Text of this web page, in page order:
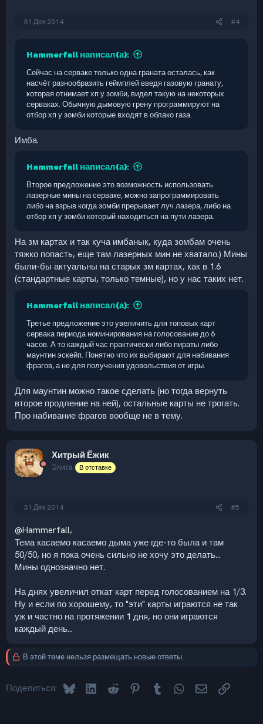
31 Дек 2014 #4
Hammerfall написал(а):
Сейчас на серваке только одна граната осталась, как
насчёт разнообразить геймплей введя газовую гранату,
которая отнимает хп у зомби, видел такую на некоторых
серваках. Обычную дымовую грену программируют на
отбор хп у зомби которые входят в облако газа.
Имба.
Hammerfall написал(а):
Второе предложение это возможность использовать
лазерные мины на серваке, можно запрограммировать
либо на взрыв когда зомби прерывает луч лазера, либо на
отбор хп у зомби который находиться на пути лазера.
На зм картах и так куча имбанык, куда зомбам очень
тяжко попасть, еще там лазерных мин не хватало.) Мины
были-бы актуальны на старых зм картах, как в 1.6
(стандартные карты, только темные), но у нас таких нет.
Hammerfall написал(а):
Третье предложение это увеличить для топовых карт
сервака периода номинирования на голосование до 6
часов. А то каждый час практически либо пираты либо
маунтин эскейп. Понятно что их выбирают для набивания
фрагов, а не для получения удовольствия от игры.
Для маунтин можно такое сделать (но тогда вернуть
второе продление на ней), остальные карты не трогать.
Про набивание фрагов вообще не в тему.
Хитрый Ёжик
Элита В отставке
31 Дек 2014 #5
@Hammerfall,
Тема касаемо касаемо дыма уже где-то была и там
50/50, но я пока очень сильно не хочу это делать...
Мины однозначно нет.
На днях увеличил откат карт перед голосованием на 1/3.
Ну и если по хорошему, то "эти" карты играются не так
уж и частно на протяжении 1 дня, но они играются
каждый день...
В этой теме нельзя размещать новые ответы.
Поделиться: Bluesky LinkedInReddit PinterestTumblr WhatsApp
Электронная
Ссылка